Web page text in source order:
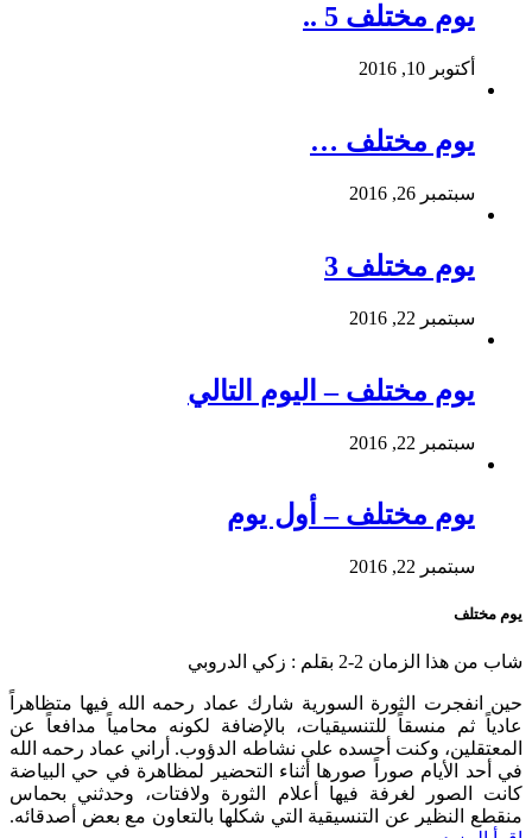
يوم مختلف 5 ..
أكتوبر 10, 2016
يوم مختلف …
سبتمبر 26, 2016
يوم مختلف 3
سبتمبر 22, 2016
يوم مختلف – اليوم التالي
سبتمبر 22, 2016
يوم مختلف – أول يوم
سبتمبر 22, 2016
يوم مختلف
شاب من هذا الزمان 2-2 بقلم : زكي الدروبي
حين انفجرت الثورة السورية شارك عماد رحمه الله فيها متظاهراً
عادياً ثم منسقاً للتنسيقيات، بالإضافة لكونه محامياً مدافعاً عن
المعتقلين، وكنت أحسده على نشاطه الدؤوب. أراني عماد رحمه الله
في أحد الأيام صوراً صورها أثناء التحضير لمظاهرة في حي البياضة
كانت الصور لغرفة فيها أعلام الثورة ولافتات، وحدثني بحماس
منقطع النظير عن التنسيقية التي شكلها بالتعاون مع بعض أصدقائه.